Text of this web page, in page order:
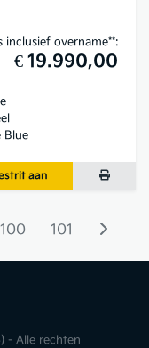
inclusief overname**:
€ 19.990,00
Blue
aan
100 101
- Alle rechten